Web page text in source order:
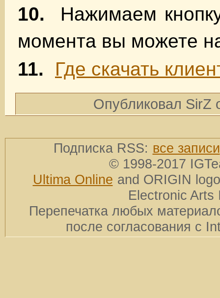
10. Нажимаем
момента вы можете
11.
Где скачать
Опубликовал SirZ
Подписка RSS: все записи
© 1998-2017
Ultima Online and ORIGIN
Electronic Arts
Перепечатка любых
после согласования с